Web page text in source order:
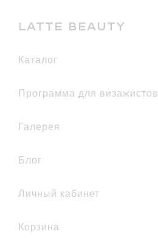
LATTE BEAUTY
каталог
Программа для визажистов
галерея
Блог
Личный кабинет
Корзина